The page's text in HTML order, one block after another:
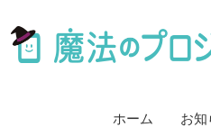
ホーム お知